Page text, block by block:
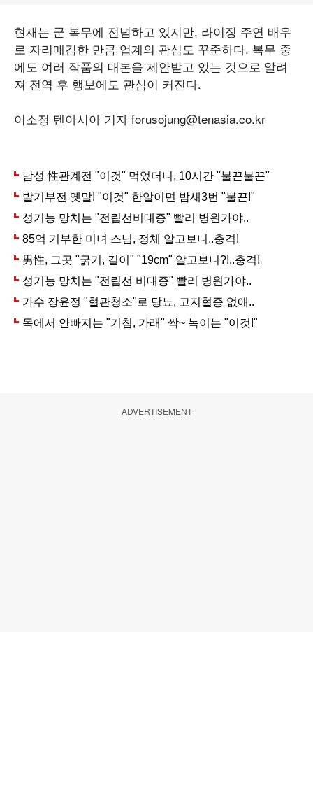
현재는 군 복무에 전념하고 있지만, 라이징 주연 배우
로 자리매김한 만큼 업계의 관심도 꾸준하다. 복무 중
에도 여러 작품의 대본을 제안받고 있는 것으로 알려
져 전역 후 행보에도 관심이 커진다.
이소정 텐아시아 기자 forusojung@tenasia.co.kr
ADVERTISEMENT